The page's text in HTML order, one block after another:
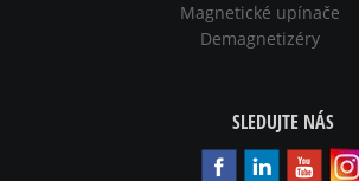
Magnetické upínače
Demagnetizéry
SLEDUJTE NÁS